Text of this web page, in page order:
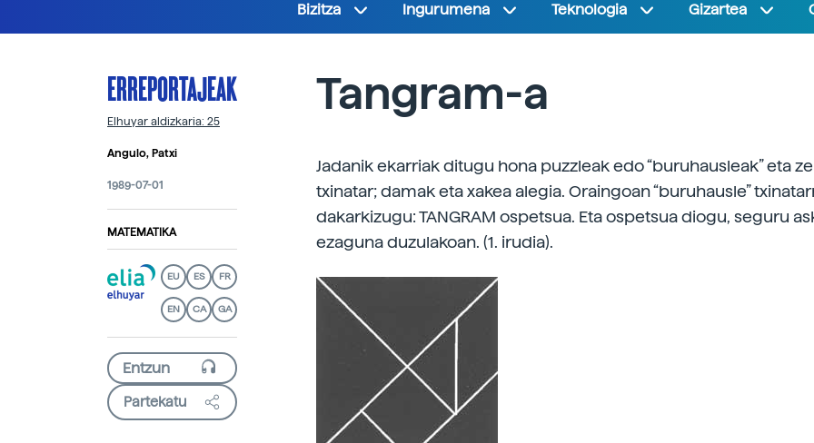
Bizitza Ingurumena Teknologia Gizartea
ERREPORTAJEAK
Elhuyar aldizkaria: 25
Angulo, Patxi
1989-07-01
MATEMATIKA
EU ES FR
EN CA GA
Partekatu
Tangram-a
Jadanik ekarriak ditugu hona puzzleak edo “buruhausleak” eta
txinatar; damak eta xakea alegia. Oraingoan “buruhausle”
dakarkizugu: TANGRAM ospetsua. Eta ospetsua diogu, seguru
ezaguna duzulakoan. (1. irudia).